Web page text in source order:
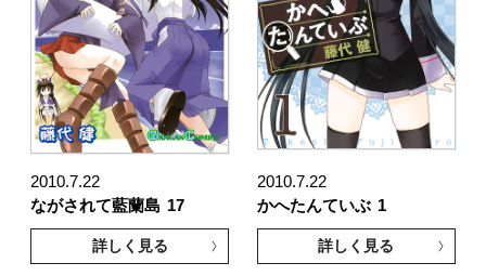
2010.7.22
ながされて藍蘭島 17
詳しく見る
2010.7.22
かへたんていぶ 1
詳しく見る